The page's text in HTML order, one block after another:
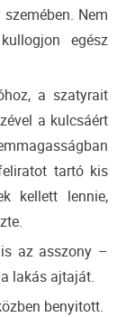
Nem
egész
a szatyrait
a kulcsáért
tartó kis
kellett lennie,
az asszony –
lakás ajtaját.
benyitott.